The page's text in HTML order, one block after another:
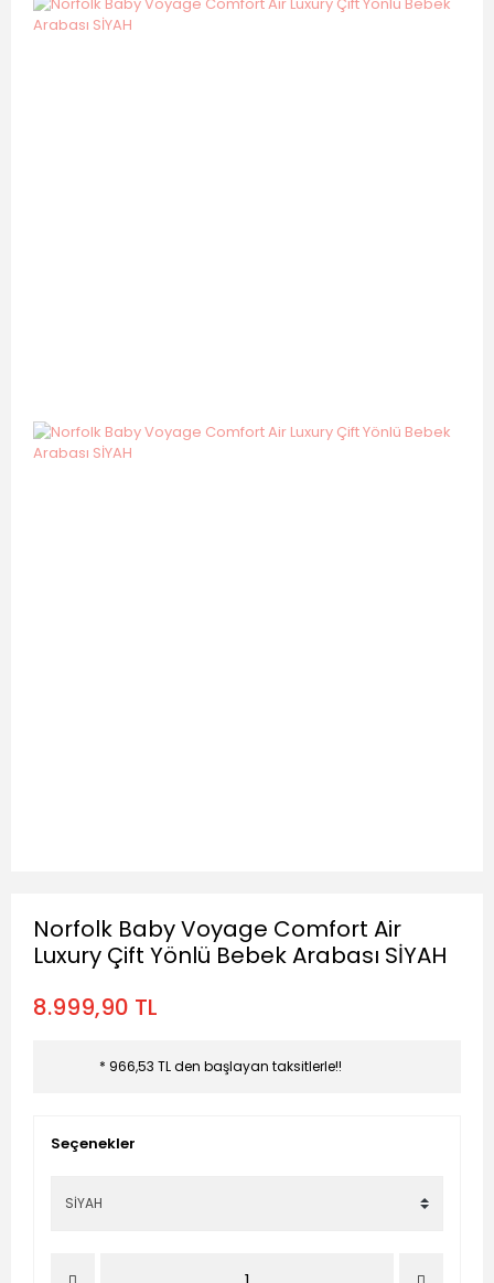
Norfolk Baby Voyage Comfort Air
Luxury Çift Yönlü Bebek Arabası SİYAH
8.999,90 TL
* 966,53 TL den başlayan taksitlerle!!
Seçenekler